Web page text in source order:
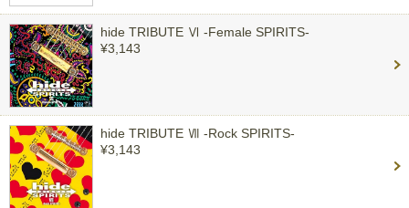
hide TRIBUTE Ⅵ -Female SPIRITS-
¥3,143
hide TRIBUTE Ⅶ -Rock SPIRITS-
¥3,143